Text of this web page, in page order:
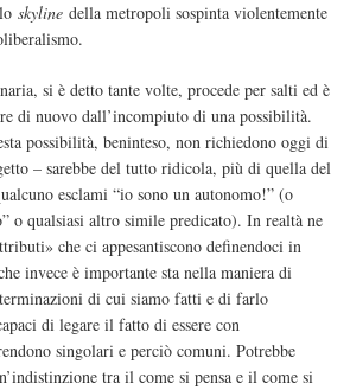
skyline della metropoli sospinta violentemente
si è detto tante volte, procede per salti ed è
di nuovo dall’incompiuto di una possibilità.
possibilità, beninteso, non richiedono oggi di
– sarebbe del tutto ridicola, più di quella del
esclami “io sono un autonomo!” (o
o qualsiasi altro simile predicato). In realtà ne
che ci appesantiscono definendoci in
invece è importante sta nella maniera di
di cui siamo fatti e di farlo
di legare il fatto di essere con
singolari e perciò comuni. Potrebbe
tra il come si pensa e il come si